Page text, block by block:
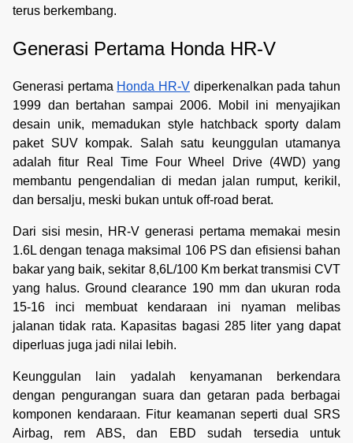
terus berkembang.
Generasi Pertama Honda HR-V
Generasi pertama Honda HR-V diperkenalkan pada tahun
1999 dan bertahan sampai 2006. Mobil ini menyajikan
desain unik, memadukan style hatchback sporty dalam
paket SUV kompak. Salah satu keunggulan utamanya
adalah fitur Real Time Four Wheel Drive (4WD) yang
membantu pengendalian di medan jalan rumput, kerikil,
dan bersalju, meski bukan untuk off-road berat.
Dari sisi mesin, HR-V generasi pertama memakai mesin
1.6L dengan tenaga maksimal 106 PS dan efisiensi bahan
bakar yang baik, sekitar 8,6L/100 Km berkat transmisi CVT
yang halus. Ground clearance 190 mm dan ukuran roda
15-16 inci membuat kendaraan ini nyaman melibas
jalanan tidak rata. Kapasitas bagasi 285 liter yang dapat
diperluas juga jadi nilai lebih.
Keunggulan lain yadalah kenyamanan berkendara
dengan pengurangan suara dan getaran pada berbagai
komponen kendaraan. Fitur keamanan seperti dual SRS
Airbag, rem ABS, dan EBD sudah tersedia untuk